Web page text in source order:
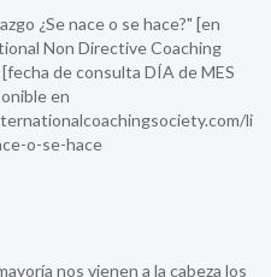
¿Se nace o se hace?" [en
Non Directive Coaching
de consulta DÍA de MES
en
li
o-se-hace
nos vienen a la cabeza los